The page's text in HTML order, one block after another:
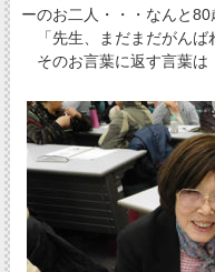
ーのお二人・・・なんと
「先生、まだまだがんば
そのお言葉に返す言葉は